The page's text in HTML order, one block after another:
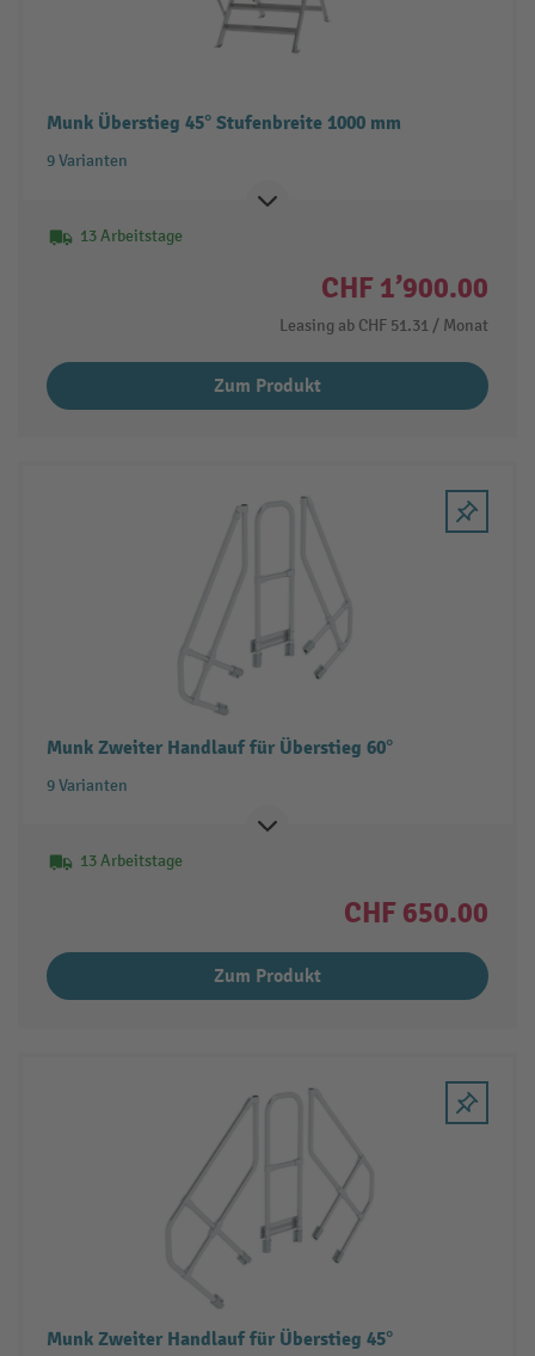
Munk Überstieg 45° Stufenbreite 1000 mm
9 Varianten
13 Arbeitstage
CHF 1’900.00
Leasing ab CHF 51.31 / Monat
Zum Produkt
Munk Zweiter Handlauf für Überstieg 60°
9 Varianten
13 Arbeitstage
CHF 650.00
Zum Produkt
Munk Zweiter Handlauf für Überstieg 45°